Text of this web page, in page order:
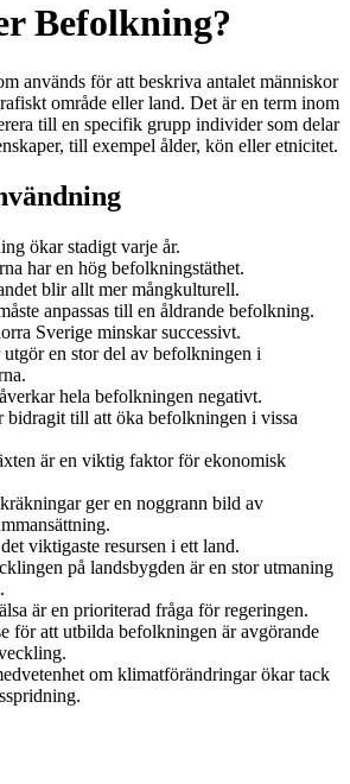
Befolkning?
används för att beskriva antalet människor
område eller land. Det är en term inom
till en specifik grupp individer som delar
till exempel ålder, kön eller etnicitet.
ökar stadigt varje år.
har en hög befolkningstäthet.
blir allt mer mångkulturell.
anpassas till en åldrande befolkning.
Sverige minskar successivt.
en stor del av befolkningen i
hela befolkningen negativt.
bidragit till att öka befolkningen i vissa
är en viktig faktor för ekonomisk
ger en noggrann bild av
viktigaste resursen i ett land.
på landsbygden är en stor utmaning
är en prioriterad fråga för regeringen.
för att utbilda befolkningen är avgörande
om klimatförändringar ökar tack